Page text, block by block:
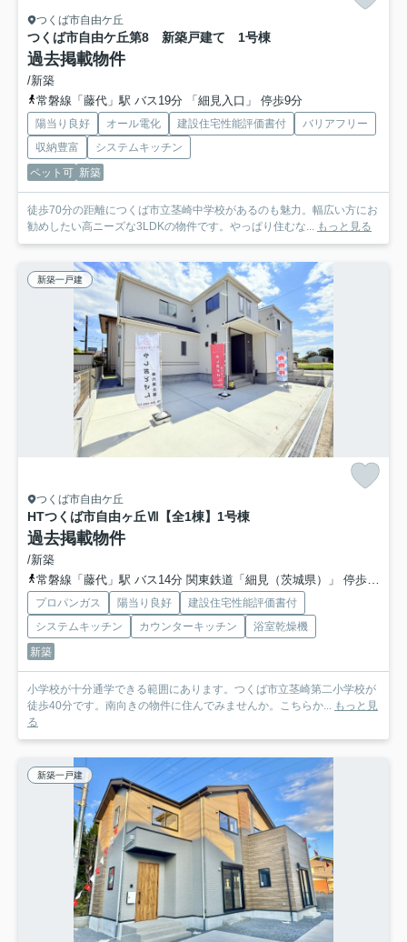
つくば市自由ケ丘
つくば市自由ケ丘第8 新築戸建て 1号棟
過去掲載物件
/新築
常磐線「藤代」駅 バス19分 「細見入口」 停歩9分
陽当り良好 オール電化 建設住宅性能評価書付
バリアフリー
収納豊富
システムキッチン
ペット可 新築
徒歩70分の距離につくば市立茎崎中学校があるのも魅力。幅広い方にお
勧めしたい高ニーズな3LDKの物件です。やっぱり住むな... もっと見る
新築一戸建
つくば市自由ケ丘
HTつくば市自由ヶ丘Ⅶ【全1棟】 1号棟
過去掲載物件
/新築
常磐線「藤代」駅 バス14分 関東鉄道「細見（茨城県）」 停歩7分
プロパンガス 陽当り良好
建設住宅性能評価書付
システムキッチン
カウンターキッチン
浴室乾燥機
新築
小学校が十分通学できる範囲にあります。つくば市立茎崎第二小学校が
徒歩40分です。南向きの物件に住んでみませんか。こちらか... もっと見
る
新築一戸建